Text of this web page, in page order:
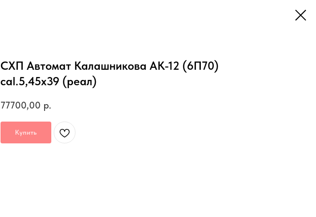
СХП Автомат Калашникова АК-12 (6П70)
cal.5,45x39 (реал)
77700,00 р.
Купить